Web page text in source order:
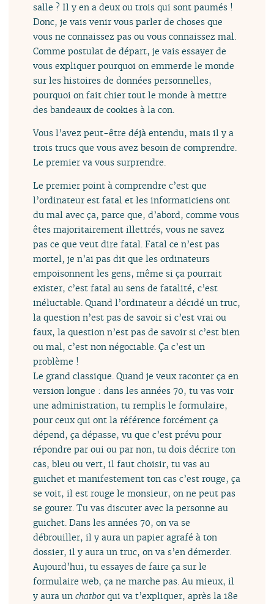
salle ? Il y en a deux ou trois qui sont paumés !
Donc, je vais venir vous parler de choses que
vous ne connaissez pas ou vous connaissez mal.
Comme postulat de départ, je vais essayer de
vous expliquer pourquoi on emmerde le monde
sur les histoires de données personnelles,
pourquoi on fait chier tout le monde à mettre
des bandeaux de cookies à la con.
Vous l’avez peut-être déjà entendu, mais il y a
trois trucs que vous avez besoin de comprendre.
Le premier va vous surprendre.
Le premier point à comprendre c’est que
l’ordinateur est fatal et les informaticiens ont
du mal avec ça, parce que, d’abord, comme vous
êtes majoritairement illettrés, vous ne savez
pas ce que veut dire fatal. Fatal ce n’est pas
mortel, je n’ai pas dit que les ordinateurs
empoisonnent les gens, même si ça pourrait
exister, c’est fatal au sens de fatalité, c’est
inéluctable. Quand l’ordinateur a décidé un truc,
la question n’est pas de savoir si c’est vrai ou
faux, la question n’est pas de savoir si c’est bien
ou mal, c’est non négociable. Ça c’est un
problème !
Le grand classique. Quand je veux raconter ça en
version longue : dans les années 70, tu vas voir
une administration, tu remplis le formulaire,
pour ceux qui ont la référence forcément ça
dépend, ça dépasse, vu que c’est prévu pour
répondre par oui ou par non, tu dois décrire ton
cas, bleu ou vert, il faut choisir, tu vas au
guichet et manifestement ton cas c’est rouge, ça
se voit, il est rouge le monsieur, on ne peut pas
se gourer. Tu vas discuter avec la personne au
guichet. Dans les années 70, on va se
débrouiller, il y aura un papier agrafé à ton
dossier, il y aura un truc, on va s’en démerder.
Aujourd’hui, tu essayes de faire ça sur le
formulaire web, ça ne marche pas. Au mieux, il
y aura unchatbot qui va t’expliquer, après la 18e